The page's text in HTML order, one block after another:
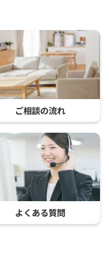
ご相談の流れ
よくある質問